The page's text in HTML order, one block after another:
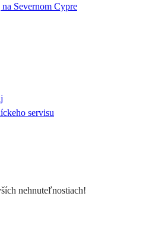
Severnom Cypre
servisu
nehnuteľnostiach!